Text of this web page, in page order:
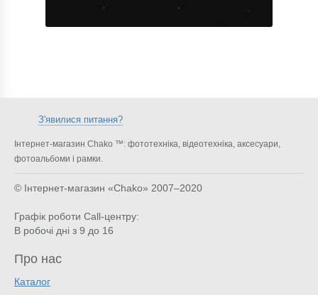
З'явилися питання?
Інтернет-магазин Chako ™: фототехніка, відеотехніка, аксесуари,
фотоальбоми і рамки.
© Інтернет-магазин «Chako» 2007–2020
Графік роботи Call-центру:
В робочі дні з 9 до 16
Про нас
Каталог